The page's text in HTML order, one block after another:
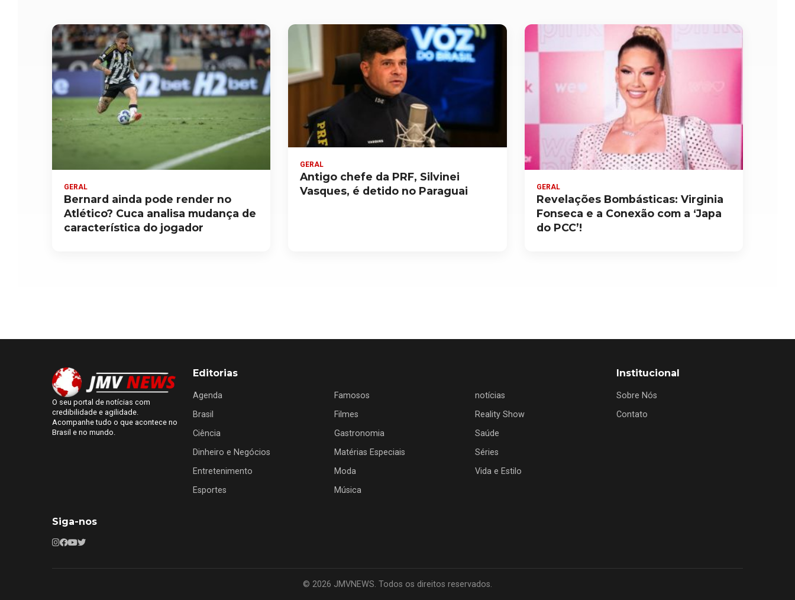
GERAL
Bernard ainda pode render no
Atlético? Cuca analisa mudança de
característica do jogador
GERAL
Antigo chefe da PRF, Silvinei
Vasques, é detido no Paraguai
GERAL
Revelações Bombásticas: Virginia
Fonseca e a Conexão com a ‘Japa
do PCC’!
O seu portal de notícias com
credibilidade e agilidade.
Acompanhe tudo o que acontece no
Brasil e no mundo.
Editorias
Agenda
Brasil
Ciência
Dinheiro e Negócios
Entretenimento
Esportes
Famosos
Filmes
Gastronomia
Matérias Especiais
Moda
Música
notícias
Reality Show
Saúde
Séries
Vida e Estilo
Institucional
Sobre Nós
Contato
Siga-nos
© 2026 JMVNEWS. Todos os direitos reservados.